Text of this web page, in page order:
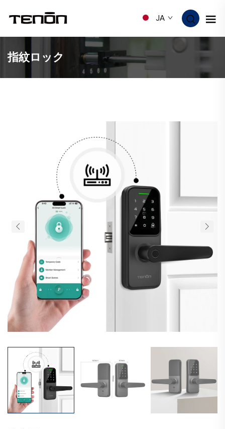
JA
指紋ロック